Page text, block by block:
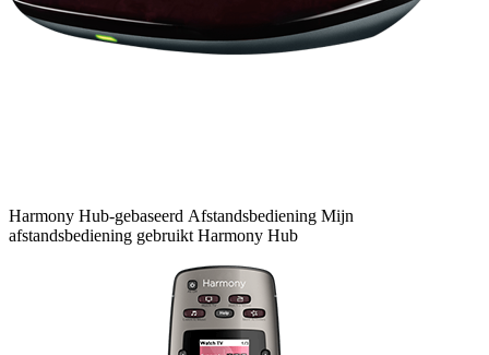
Harmony Hub-gebaseerd Afstandsbediening Mijn
afstandsbediening gebruikt Harmony Hub